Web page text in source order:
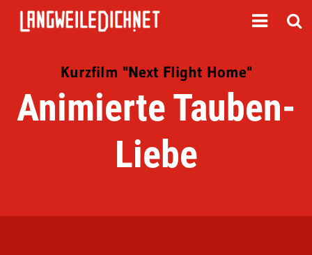
Kurzfilm "Next Flight Home"
Animierte Tauben-
Liebe